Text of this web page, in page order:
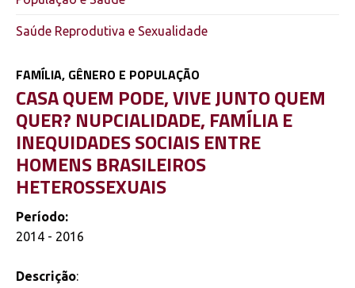
Saúde Reprodutiva e Sexualidade
FAMÍLIA, GÊNERO E POPULAÇÃO
CASA QUEM PODE, VIVE JUNTO QUEM
QUER? NUPCIALIDADE, FAMÍLIA E
INEQUIDADES SOCIAIS ENTRE
HOMENS BRASILEIROS
HETEROSSEXUAIS
Período:
2014 - 2016
Descrição: